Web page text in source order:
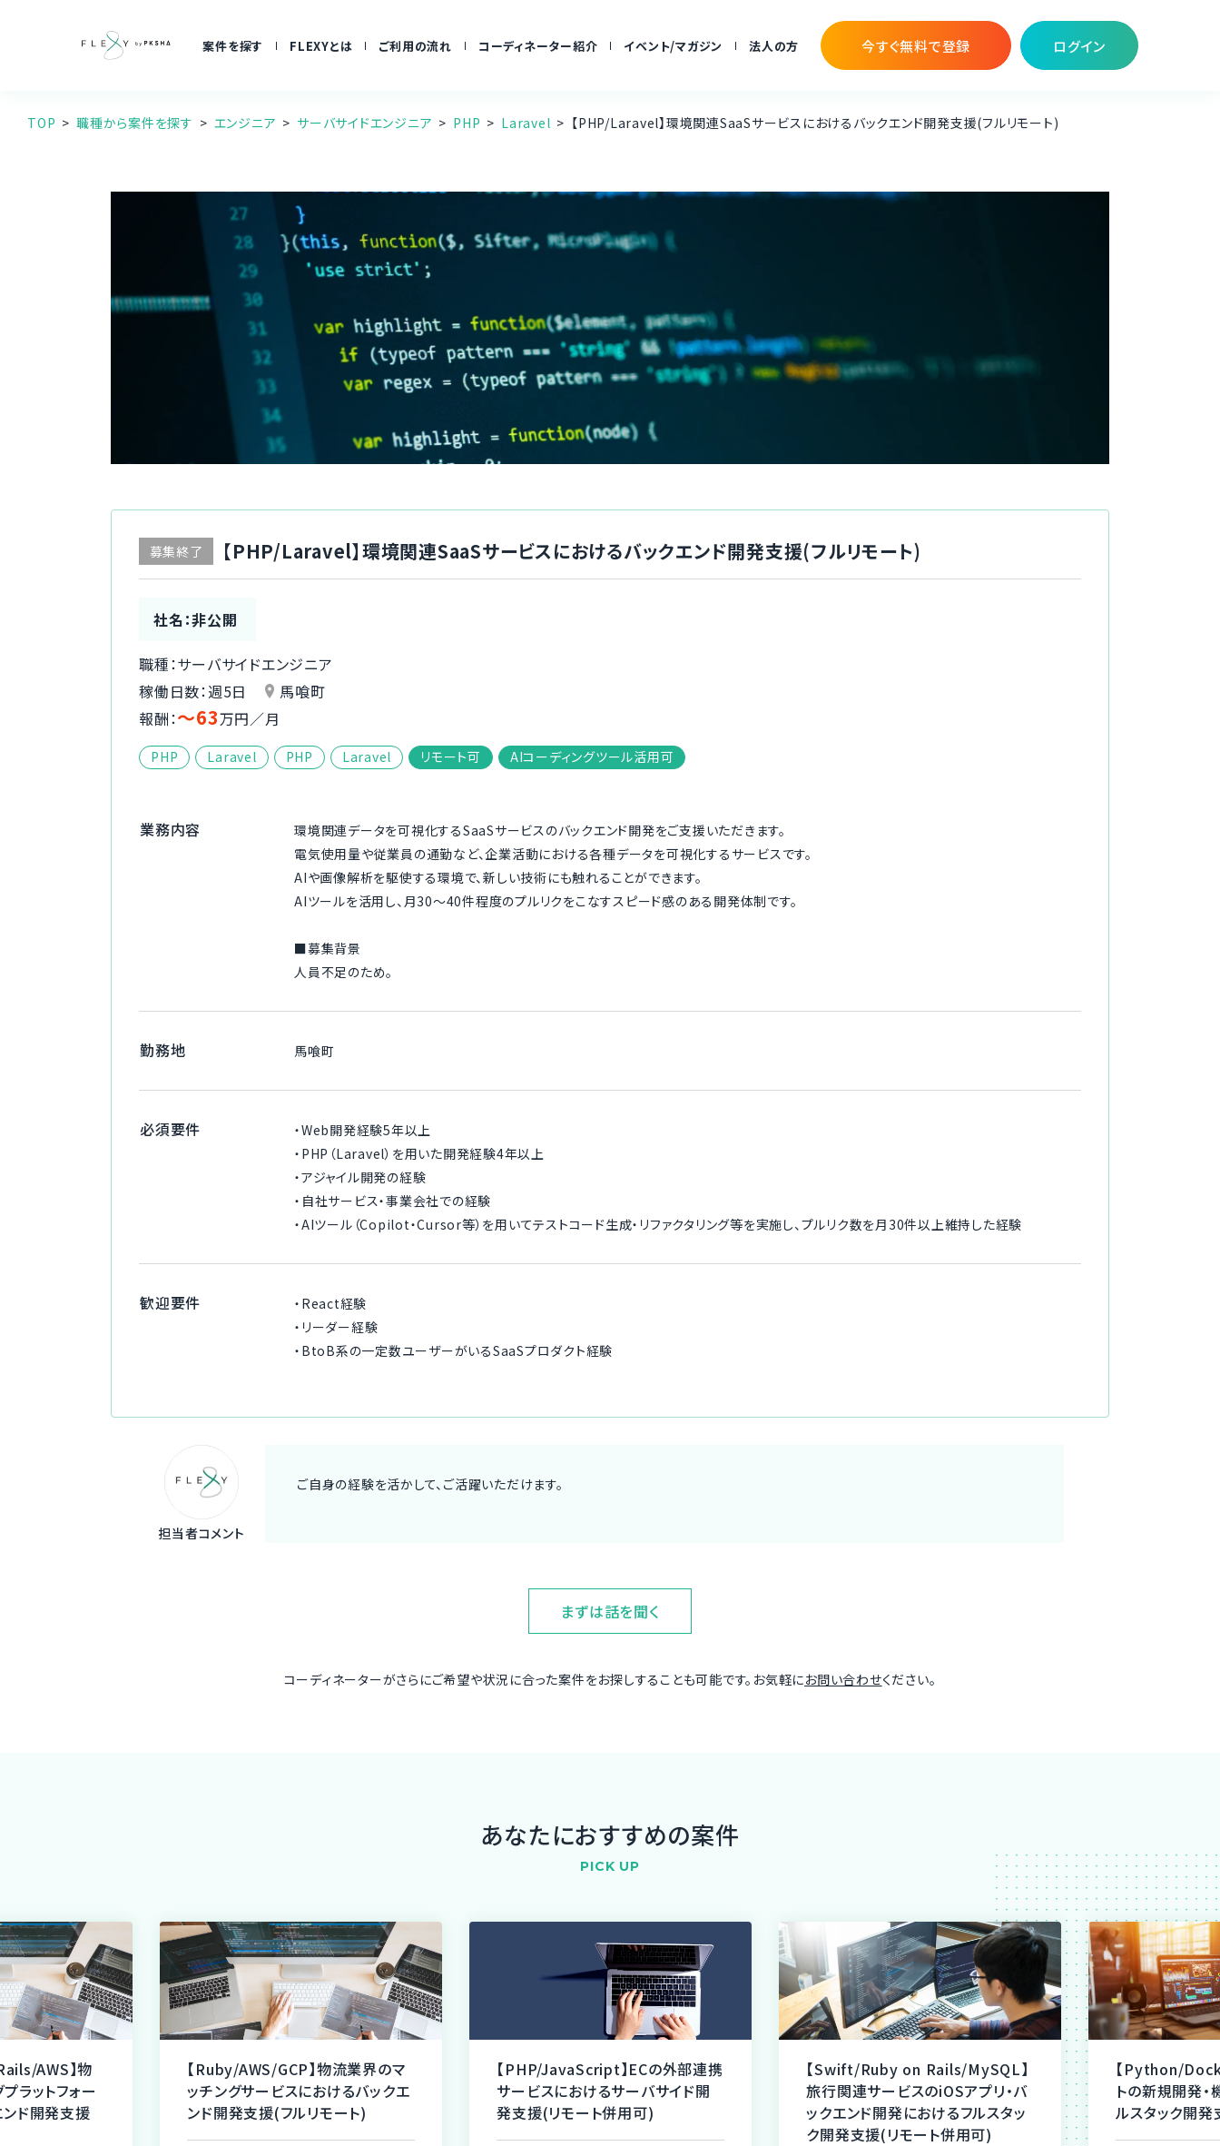
案件を探す FLEXYとは ご利用の流れ コーディネーター紹介 イベント/マガジン 法人の方 今すぐ無料で登録 ログイン
TOP 職種から案件を探す エンジニア サーバサイドエンジニア PHP Laravel 【PHP/Laravel】環境関連SaaSサービスにおけるバックエンド開発支援(フルリモート)
募集終了 【PHP/Laravel】環境関連SaaSサービスにおけるバックエンド開発支援(フルリモート)
社名：非公開
職種：サーバサイドエンジニア
稼働日数：週5日
馬喰町
報酬：〜63万円／月
PHP Laravel PHP Laravel リモート可 AIコーディングツール活用可
業務内容
環境関連データを可視化するSaaSサービスのバックエンド開発をご支援いただきます。
電気使用量や従業員の通勤など、企業活動における各種データを可視化するサービスです。
AIや画像解析を駆使する環境で、新しい技術にも触れることができます。
AIツールを活用し、月30〜40件程度のプルリクをこなすスピード感のある開発体制です。
■募集背景
人員不足のため。
勤務地 馬喰町
必須要件
・Web開発経験5年以上
・PHP（Laravel）を用いた開発経験4年以上
・アジャイル開発の経験
・自社サービス・事業会社での経験
・AIツール（Copilot・Cursor等）を用いてテストコード生成・リファクタリング等を実施し、プルリク数を月30件以上維持した経験
歓迎要件
・React経験
・リーダー経験
・BtoB系の一定数ユーザーがいるSaaSプロダクト経験
担当者コメント
ご自身の経験を活かして、ご活躍いただけます。
まずは話を聞く
コーディネーターがさらにご希望や状況に合った案件をお探しすることも可能です。お気軽にお問い合わせください。
あなたにおすすめの案件
PICK UP
AWS】物
ラットフォー
ド開発支援
【Ruby/AWS/GCP】物流業界のマ
ッチングサービスにおけるバックエ
ンド開発支援(フルリモート)
【PHP/JavaScript】ECの外部連携
サービスにおけるサーバサイド開
発支援(リモート併用可)
【Swift/Ruby on Rails/MySQL】
旅行関連サービスのiOSアプリ・バ
ックエンド開発におけるフルスタッ
ク開発支援(リモート併用可)
【Python/
トの新規開発
ルスタック開